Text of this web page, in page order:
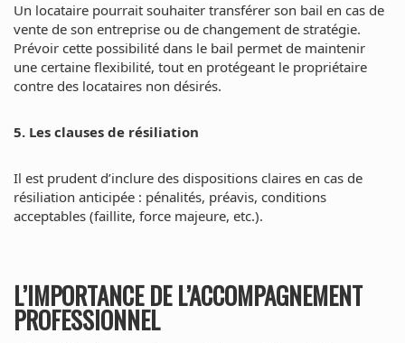
Un locataire pourrait souhaiter transférer son bail en cas de
vente de son entreprise ou de changement de stratégie.
Prévoir cette possibilité dans le bail permet de maintenir
une certaine flexibilité, tout en protégeant le propriétaire
contre des locataires non désirés.
5. Les clauses de résiliation
Il est prudent d’inclure des dispositions claires en cas de
résiliation anticipée : pénalités, préavis, conditions
acceptables (faillite, force majeure, etc.).
L’IMPORTANCE DE L’ACCOMPAGNEMENT
PROFESSIONNEL